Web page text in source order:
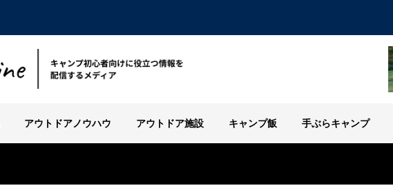
アウトドアノウハウ アウトドア施設 キャンプ飯 手ぶらキャンプ